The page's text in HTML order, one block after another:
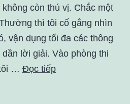
còn thú vị. Chắc một
thì tôi cố gắng nhìn
vận dụng tối đa các thông
lời giải. Vào phòng thi
… Đọc tiếp